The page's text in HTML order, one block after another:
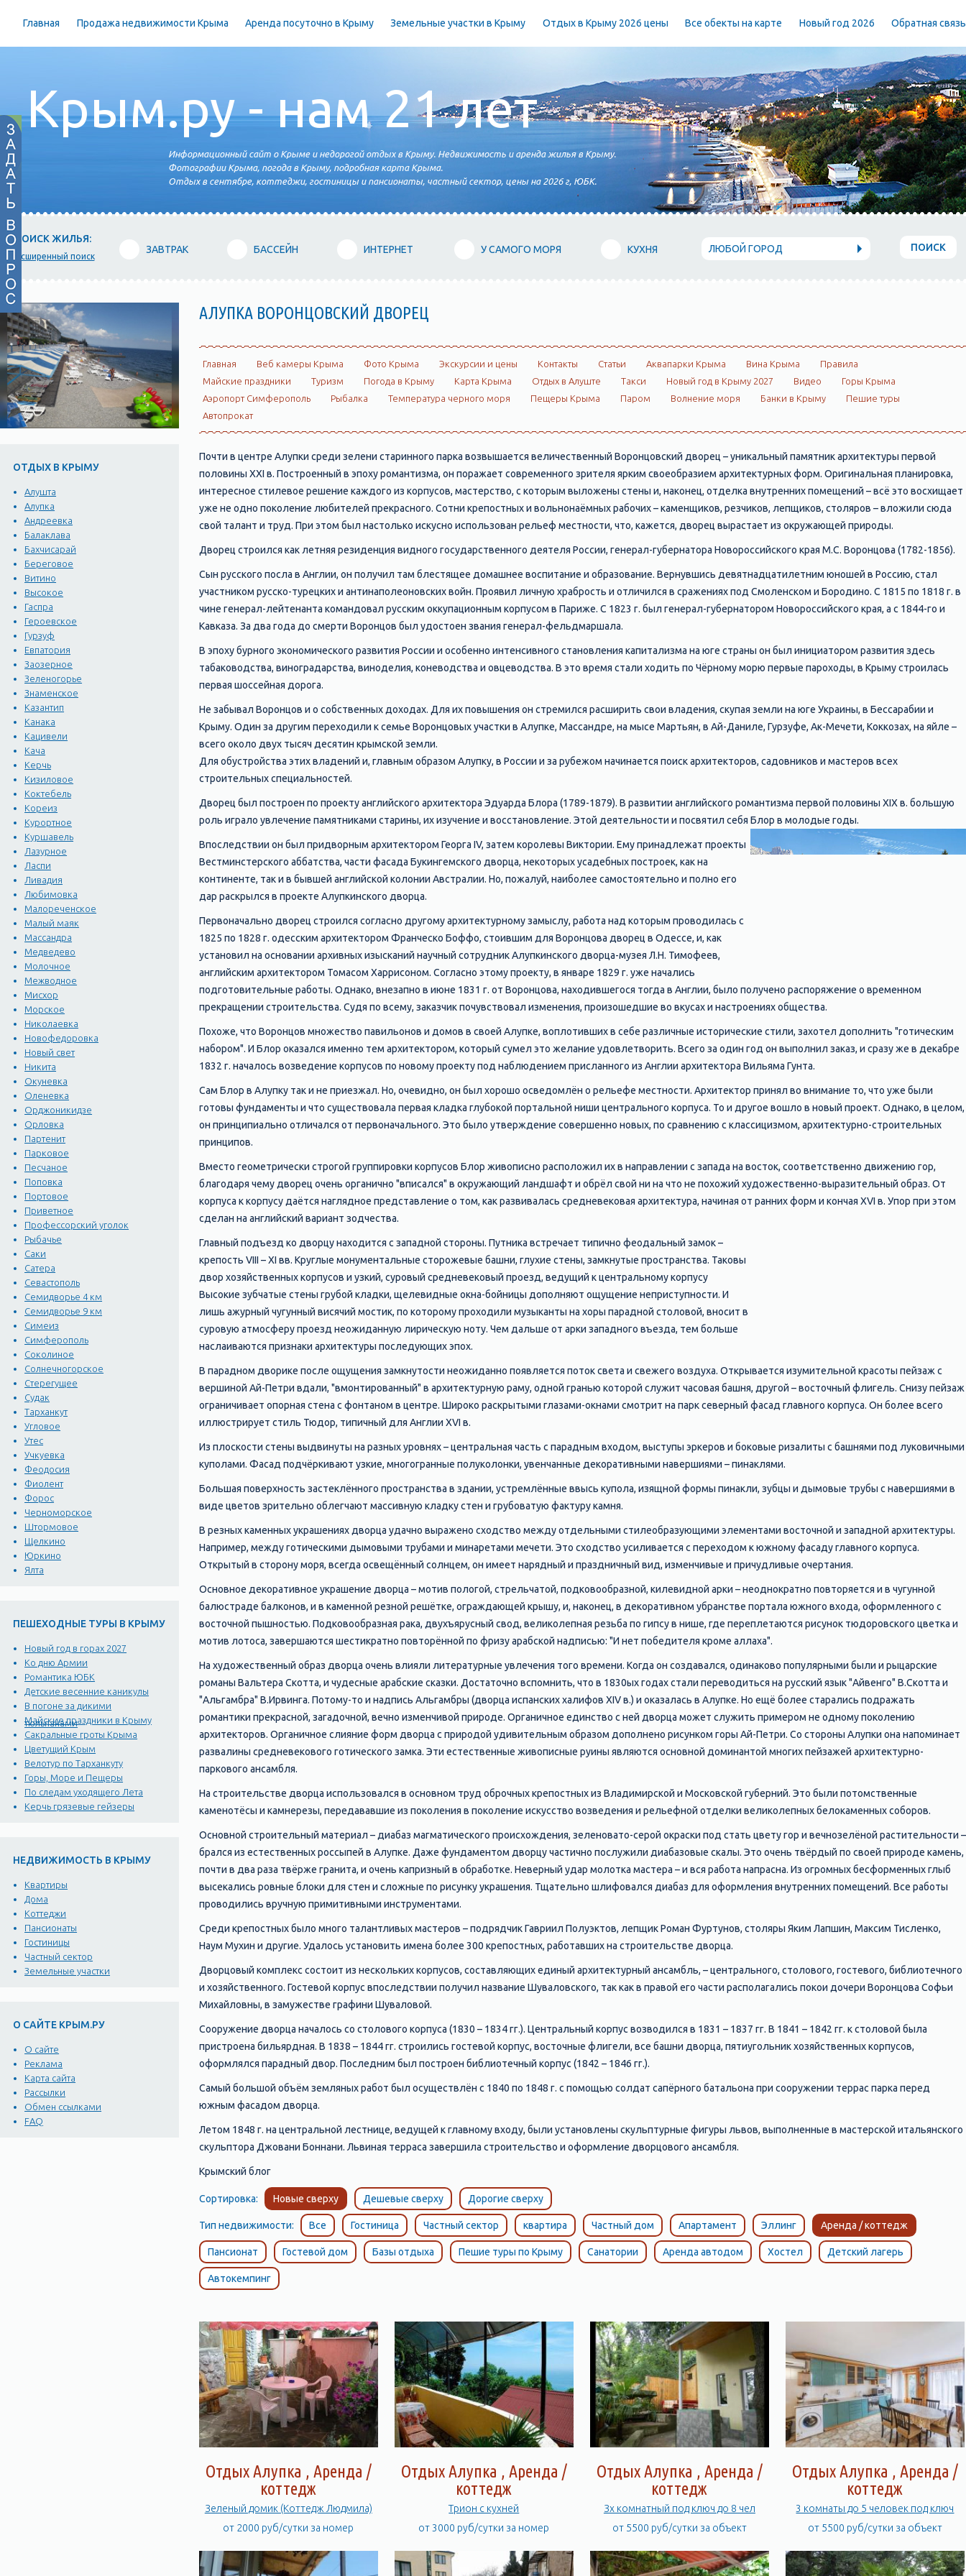
Главная Продажа недвижимости Крыма Аренда посуточно в Крыму Земельные участки в Крыму Отдых в Крыму 2026 цены Все обекты на карте Новый год 2026 Обратная связь
Крым.ру - нам 21 лет
Информационный сайт о Крыме и недорогой отдых в Крыму. Недвижимость и аренда жилья в Крыму.
Фотографии Крыма, погода в Крыму, подробная карта Крыма.
Отдых в сентябре, коттеджи, гостиницы и пансионаты, частный сектор, цены на 2026 г, ЮБК.
ПОИСК ЖИЛЬЯ:
расширенный поиск
ЗАВТРАК БАССЕЙН ИНТЕРНЕТ У САМОГО МОРЯ КУХНЯ ЛЮБОЙ ГОРОД ПОИСК
ОТДЫХ В КРЫМУ
Алушта
Алупка
Андреевка
Балаклава
Бахчисарай
Береговое
Витино
Высокое
Гаспра
Героевское
Гурзуф
Евпатория
Заозерное
Зеленогорье
Знаменское
Казантип
Канака
Кацивели
Кача
Керчь
Кизиловое
Коктебель
Кореиз
Курортное
Куршавель
Лазурное
Ласпи
Ливадия
Любимовка
Малореченское
Малый маяк
Массандра
Медведево
Молочное
Межводное
Мисхор
Морское
Николаевка
Новофедоровка
Новый свет
Никита
Окуневка
Оленевка
Орджоникидзе
Орловка
Партенит
Парковое
Песчаное
Поповка
Портовое
Приветное
Профессорский уголок
Рыбачье
Саки
Сатера
Севастополь
Семидворье 4 км
Семидворье 9 км
Симеиз
Симферополь
Соколиное
Солнечногорское
Стерегущее
Судак
Тарханкут
Угловое
Утес
Учкуевка
Феодосия
Фиолент
Форос
Черноморское
Штормовое
Щелкино
Юркино
Ялта
ПЕШЕХОДНЫЕ ТУРЫ В КРЫМУ
Новый год в горах 2027
Ко дню Армии
Романтика ЮБК
Детские весенние каникулы
В погоне за дикими
тюльпанами
Майские праздники в Крыму
Сакральные гроты Крыма
Цветущий Крым
Велотур по Тарханкуту
Горы, Море и Пещеры
По следам уходящего Лета
Керчь грязевые гейзеры
НЕДВИЖИМОСТЬ В КРЫМУ
Квартиры
Дома
Коттеджи
Пансионаты
Гостиницы
Частный сектор
Земельные участки
О САЙТЕ КРЫМ.РУ
О сайте
Реклама
Карта сайта
Рассылки
Обмен ссылками
FAQ
АЛУПКА ВОРОНЦОВСКИЙ ДВОРЕЦ
Главная Веб камеры Крыма Фото Крыма Экскурсии и цены Контакты Статьи Аквапарки Крыма Вина Крыма
Правила
Майские праздники
Туризм Погода в Крыму Карта Крыма Отдых в Алуште Такси Новый год в Крыму 2027 Видео
Горы Крыма
Аэропорт Симферополь
Рыбалка Температура черного моря Пещеры Крыма Паром Волнение моря Банки в Крыму
Пешие туры
Автопрокат
Почти в центре Алупки среди зелени старинного парка возвышается величественный Воронцовский дворец – уникальный памятник архитектуры первой
половины XXI в. Построенный в эпоху романтизма, он поражает современного зрителя ярким своеобразием архитектурных форм. Оригинальная планировка,
интересное стилевое решение каждого из корпусов, мастерство, с которым выложены стены и, наконец, отделка внутренних помещений – всё это восхищает
уже не одно поколение любителей прекрасного. Сотни крепостных и вольнонаёмных рабочих – каменщиков, резчиков, лепщиков, столяров – вложили сюда
свой талант и труд. При этом был настолько искусно использован рельеф местности, что, кажется, дворец вырастает из окружающей природы.
Дворец строился как летняя резиденция видного государственного деятеля России, генерал-губернатора Новороссийского края М.С. Воронцова (1782-1856).
Сын русского посла в Англии, он получил там блестящее домашнее воспитание и образование. Вернувшись девятнадцатилетним юношей в Россию, стал
участником русско-турецких и антинаполеоновских войн. Проявил личную храбрость и отличился в сражениях под Смоленском и Бородино. С 1815 по 1818 г. в
чине генерал-лейтенанта командовал русским оккупационным корпусом в Париже. С 1823 г. был генерал-губернатором Новороссийского края, а с 1844-го и
Кавказа. За два года до смерти Воронцов был удостоен звания генерал-фельдмаршала.
В эпоху бурного экономического развития России и особенно интенсивного становления капитализма на юге страны он был инициатором развития здесь
табаководства, виноградарства, виноделия, коневодства и овцеводства. В это время стали ходить по Чёрному морю первые пароходы, в Крыму строилась
первая шоссейная дорога.
Не забывал Воронцов и о собственных доходах. Для их повышения он стремился расширить свои владения, скупая земли на юге Украины, в Бессарабии и
Крыму. Один за другим переходили к семье Воронцовых участки в Алупке, Массандре, на мысе Мартьян, в Ай-Даниле, Гурзуфе, Ак-Мечети, Коккозах, на яйле –
всего около двух тысяч десятин крымской земли.
Для обустройства этих владений и, главным образом Алупку, в России и за рубежом начинается поиск архитекторов, садовников и мастеров всех
строительных специальностей.
Дворец был построен по проекту английского архитектора Эдуарда Блора (1789-1879). В развитии английского романтизма первой половины XIX в. большую
роль играло увлечение памятниками старины, их изучение и восстановление. Этой деятельности и посвятил себя Блор в молодые годы.
Впоследствии он был придворным архитектором Георга IV, затем королевы Виктории. Ему принадлежат проекты
Вестминстерского аббатства, части фасада Букингемского дворца, некоторых усадебных построек, как на
континенте, так и в бывшей английской колонии Австралии. Но, пожалуй, наиболее самостоятельно и полно его
дар раскрылся в проекте Алупкинского дворца.
Первоначально дворец строился согласно другому архитектурному замыслу, работа над которым проводилась с
1825 по 1828 г. одесским архитектором Франческо Боффо, стоившим для Воронцова дворец в Одессе, и, как
установил на основании архивных изысканий научный сотрудник Алупкинского дворца-музея Л.Н. Тимофеев,
английским архитектором Томасом Харрисоном. Согласно этому проекту, в январе 1829 г. уже начались
подготовительные работы. Однако, внезапно в июне 1831 г. от Воронцова, находившегося тогда в Англии, было получено распоряжение о временном
прекращении строительства. Судя по всему, заказчик почувствовал изменения, произошедшие во вкусах и настроениях общества.
Похоже, что Воронцов множество павильонов и домов в своей Алупке, воплотивших в себе различные исторические стили, захотел дополнить "готическим
набором". И Блор оказался именно тем архитектором, который сумел это желание удовлетворить. Всего за один год он выполнил заказ, и сразу же в декабре
1832 г. началось возведение корпусов по новому проекту под наблюдением присланного из Англии архитектора Вильяма Гунта.
Сам Блор в Алупку так и не приезжал. Но, очевидно, он был хорошо осведомлён о рельефе местности. Архитектор принял во внимание то, что уже были
готовы фундаменты и что существовала первая кладка глубокой портальной ниши центрального корпуса. То и другое вошло в новый проект. Однако, в целом,
он принципиально отличался от первоначального. Это было утверждение совершенно новых, по сравнению с классицизмом, архитектурно-строительных
принципов.
Вместо геометрически строгой группировки корпусов Блор живописно расположил их в направлении с запада на восток, соответственно движению гор,
благодаря чему дворец очень органично "вписался" в окружающий ландшафт и обрёл свой ни на что не похожий художественно-выразительный образ. От
корпуса к корпусу даётся наглядное представление о том, как развивалась средневековая архитектура, начиная от ранних форм и кончая XVI в. Упор при этом
сделан на английский вариант зодчества.
Главный подъезд ко дворцу находится с западной стороны. Путника встречает типично феодальный замок –
крепость VIII – XI вв. Круглые монументальные сторожевые башни, глухие стены, замкнутые пространства. Таковы
двор хозяйственных корпусов и узкий, суровый средневековый проезд, ведущий к центральному корпусу
Высокие зубчатые стены грубой кладки, щелевидные окна-бойницы дополняют ощущение неприступности. И
лишь ажурный чугунный висячий мостик, по которому проходили музыканты на хоры парадной столовой, вносит в
суровую атмосферу проезд неожиданную лирическую ноту. Чем дальше от арки западного въезда, тем больше
наслаиваются признаки архитектуры последующих эпох.
В парадном дворике после ощущения замкнутости неожиданно появляется поток света и свежего воздуха. Открывается изумительной красоты пейзаж с
вершиной Ай-Петри вдали, "вмонтированный" в архитектурную раму, одной гранью которой служит часовая башня, другой – восточный флигель. Снизу пейзаж
ограничивает опорная стена с фонтаном в центре. Широко раскрытыми глазами-окнами смотрит на парк северный фасад главного корпуса. Он более всего
иллюстрирует стиль Тюдор, типичный для Англии XVI в.
Из плоскости стены выдвинуты на разных уровнях – центральная часть с парадным входом, выступы эркеров и боковые ризалиты с башнями под луковичными
куполами. Фасад подчёркивают узкие, многогранные полуколонки, увенчанные декоративными навершиями – пинаклями.
Большая поверхность застеклённого пространства в здании, устремлённые ввысь купола, изящной формы пинакли, зубцы и дымовые трубы с навершиями в
виде цветов зрительно облегчают массивную кладку стен и грубоватую фактуру камня.
В резных каменных украшениях дворца удачно выражено сходство между отдельными стилеобразующими элементами восточной и западной архитектуры.
Например, между готическими дымовыми трубами и минаретами мечети. Это сходство усиливается с переходом к южному фасаду главного корпуса.
Открытый в сторону моря, всегда освещённый солнцем, он имеет нарядный и праздничный вид, изменчивые и причудливые очертания.
Основное декоративное украшение дворца – мотив пологой, стрельчатой, подковообразной, килевидной арки – неоднократно повторяется и в чугунной
балюстраде балконов, и в каменной резной решётке, ограждающей крышу, и, наконец, в декоративном убранстве портала южного входа, оформленного с
восточной пышностью. Подковообразная рака, двухъярусный свод, великолепная резьба по гипсу в нише, где переплетаются рисунок тюдоровского цветка и
мотив лотоса, завершаются шестикратно повторённой по фризу арабской надписью: "И нет победителя кроме аллаха".
На художественный образ дворца очень влияли литературные увлечения того времени. Когда он создавался, одинаково популярными были и рыцарские
романы Вальтера Скотта, и чудесные арабские сказки. Достаточно вспомнить, что в 1830ых годах стали переводиться на русский язык "Айвенго" В.Скотта и
"Альгамбра" В.Ирвинга. Потому-то и надпись Альгамбры (дворца испанских халифов XIV в.) и оказалась в Алупке. Но ещё более старались подражать
романтики прекрасной, загадочной, вечно изменчивой природе. Органичное единство с ней дворца может служить примером не одному поколению
архитекторов. Органичное слияние форм дворца с природой удивительным образом дополнено рисунком горы Ай-Петри. Со стороны Алупки она напоминает
развалины средневекового готического замка. Эти естественные живописные руины являются основной доминантой многих пейзажей архитектурно-
паркового ансамбля.
На строительстве дворца использовался в основном труд оброчных крепостных из Владимирской и Московской губерний. Это были потомственные
каменотёсы и камнерезы, передававшие из поколения в поколение искусство возведения и рельефной отделки великолепных белокаменных соборов.
Основной строительный материал – диабаз магматического происхождения, зеленовато-серой окраски под стать цвету гор и вечнозелёной растительности –
брался из естественных россыпей в Алупке. Даже фундаментом дворцу частично послужили диабазовые скалы. Это очень твёрдый по своей природе камень,
почти в два раза твёрже гранита, и очень капризный в обработке. Неверный удар молотка мастера – и вся работа напрасна. Из огромных бесформенных глыб
высекались ровные блоки для стен и сложные по рисунку украшения. Тщательно шлифовался диабаз для оформления внутренних помещений. Все работы
проводились вручную примитивными инструментами.
Среди крепостных было много талантливых мастеров – подрядчик Гавриил Полуэктов, лепщик Роман Фуртунов, столяры Яким Лапшин, Максим Тисленко,
Наум Мухин и другие. Удалось установить имена более 300 крепостных, работавших на строительстве дворца.
Дворцовый комплекс состоит из нескольких корпусов, составляющих единый архитектурный ансамбль, – центрального, столового, гостевого, библиотечного
и хозяйственного. Гостевой корпус впоследствии получил название Шуваловского, так как в правой его части располагались покои дочери Воронцова Софьи
Михайловны, в замужестве графини Шуваловой.
Сооружение дворца началось со столового корпуса (1830 – 1834 гг.). Центральный корпус возводился в 1831 – 1837 гг. В 1841 – 1842 гг. к столовой была
пристроена бильярдная. В 1838 – 1844 гг. строились гостевой корпус, восточные флигели, все башни дворца, пятиугольник хозяйственных корпусов,
оформлялся парадный двор. Последним был построен библиотечный корпус (1842 – 1846 гг.).
Самый большой объём земляных работ был осуществлён с 1840 по 1848 г. с помощью солдат сапёрного батальона при сооружении террас парка перед
южным фасадом дворца.
Летом 1848 г. на центральной лестнице, ведущей к главному входу, были установлены скульптурные фигуры львов, выполненные в мастерской итальянского
скульптора Джовани Боннани. Львиная терраса завершила строительство и оформление дворцового ансамбля.
Крымский блог
Сортировка: Новые сверху Дешевые сверху Дорогие сверху
Тип недвижимости: Все Гостиница Частный сектор квартира Частный дом Апартамент Эллинг Аренда / коттедж
Пансионат Гостевой дом Базы отдыха Пешие туры по Крыму Санатории Аренда автодом Хостел Детский лагерь
Автокемпинг
Отдых Алупка , Аренда /
коттедж
Зеленый домик (Коттедж Людмила)
от 2000 руб/сутки за номер
Отдых Алупка , Аренда /
коттедж
Трион c кухней
от 3000 руб/сутки за номер
Отдых Алупка , Аренда /
коттедж
Зх комнатный под ключ до 8 чел
от 5500 руб/сутки за объект
Отдых Алупка , Аренда /
коттедж
3 комнаты до 5 человек под ключ
от 5500 руб/сутки за объект